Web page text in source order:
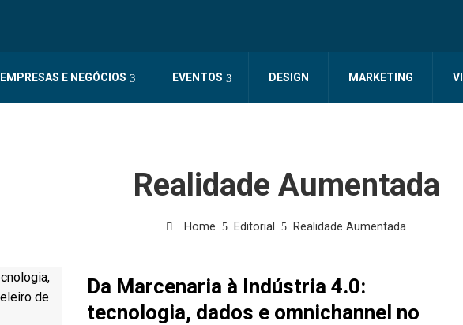
EMPRESAS E NEGÓCIOS EVENTOS DESIGN MARKETING
Realidade Aumentada
Home Editorial Realidade Aumentada
Da Marcenaria à Indústria 4.0:
tecnologia, dados e omnichannel no